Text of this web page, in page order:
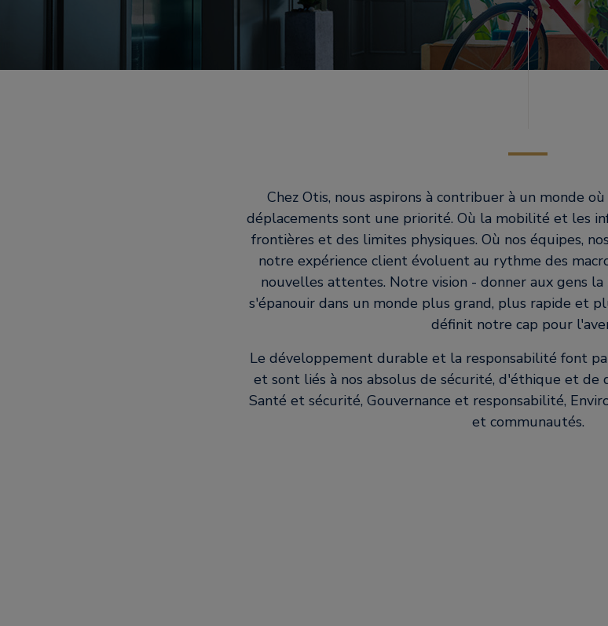
Chez Otis, nous aspirons à contribuer à un monde
déplacements sont une priorité. Où la mobilité et les
frontières et des limites physiques. Où nos équipes,
notre expérience client évoluent au rythme des
nouvelles attentes. Notre vision - donner aux gens
s'épanouir dans un monde plus grand, plus rapide et
définit notre cap pour
Le développement durable et la responsabilité font
et sont liés à nos absolus de sécurité, d'éthique et de
Santé et sécurité, Gouvernance et responsabilité,
et communautés.